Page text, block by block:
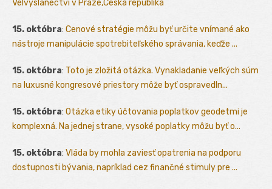
Velvyslanectvi v Praze,Ceska republika
15. októbra: Cenové stratégie môžu byť určite vnímané ako
nástroje manipulácie spotrebiteľského správania, keďže ...
15. októbra: Toto je zložitá otázka. Vynakladanie veľkých súm
na luxusné kongresové priestory môže byť ospravedln...
15. októbra: Otázka etiky účtovania poplatkov geodetmi je
komplexná. Na jednej strane, vysoké poplatky môžu byť o...
15. októbra: Vláda by mohla zaviesť opatrenia na podporu
dostupnosti bývania, napríklad cez finančné stimuly pre ...